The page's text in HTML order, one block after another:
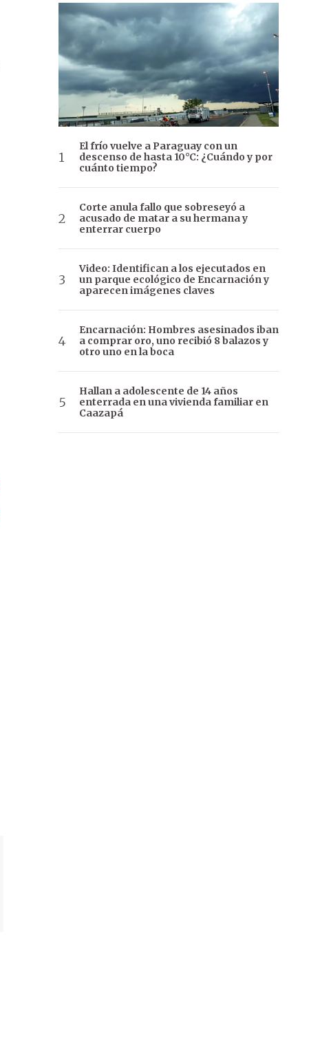
El frío vuelve a Paraguay con un
descenso de hasta 10°C: ¿Cuándo y por
cuánto tiempo?
Corte anula fallo que sobreseyó a
acusado de matar a su hermana y
enterrar cuerpo
Video: Identifican a los ejecutados en
un parque ecológico de Encarnación y
aparecen imágenes claves
Encarnación: Hombres asesinados iban
a comprar oro, uno recibió 8 balazos y
otro uno en la boca
Hallan a adolescente de 14 años
enterrada en una vivienda familiar en
Caazapá